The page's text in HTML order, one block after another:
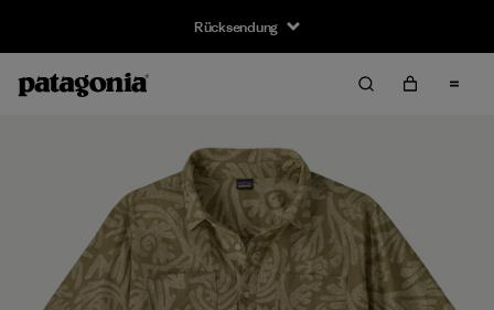
Rücksendung